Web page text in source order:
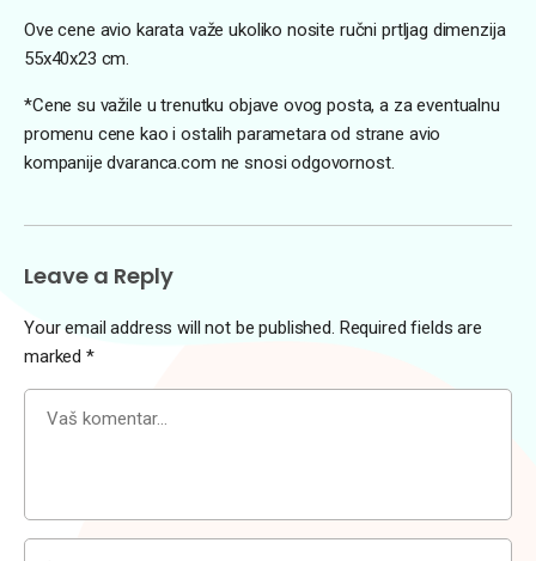
Ove cene avio karata važe ukoliko nosite ručni prtljag dimenzija
55x40x23 cm.
*Cene su važile u trenutku objave ovog posta, a za eventualnu
promenu cene kao i ostalih parametara od strane avio
kompanije dvaranca.com ne snosi odgovornost.
Leave a Reply
Your email address will not be published. Required fields are
marked *